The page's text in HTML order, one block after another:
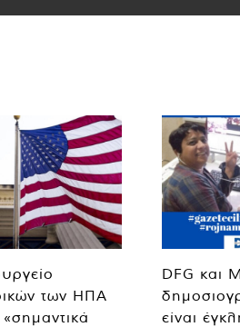
των ΗΠΑ
«σημαντικά
DFG και
είναι